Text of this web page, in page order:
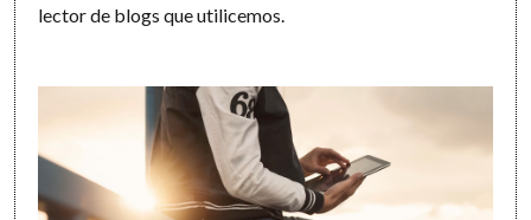
lector de blogs que utilicemos.